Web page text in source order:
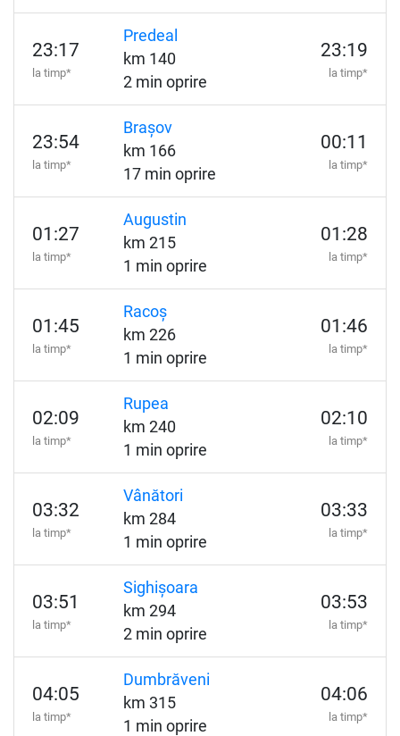
23:17
la timp*
Predeal
km 140
2 min oprire
23:19
la timp*
23:54
la timp*
Brașov
km 166
17 min oprire
00:11
la timp*
01:27
la timp*
Augustin
km 215
1 min oprire
01:28
la timp*
01:45
la timp*
Racoș
km 226
1 min oprire
01:46
la timp*
02:09
la timp*
Rupea
km 240
1 min oprire
02:10
la timp*
03:32
la timp*
Vânători
km 284
1 min oprire
03:33
la timp*
03:51
la timp*
Sighișoara
km 294
2 min oprire
03:53
la timp*
04:05
la timp*
Dumbrăveni
km 315
1 min oprire
04:06
la timp*